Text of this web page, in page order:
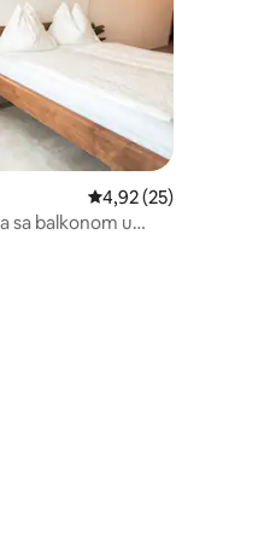
prosječna ocjena
4,92 (25)
sa balkonom u